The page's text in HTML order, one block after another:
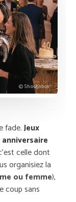
© Shootnbox
fade.Jeux
celle dont
organisiez la
ou femme),
coup sans